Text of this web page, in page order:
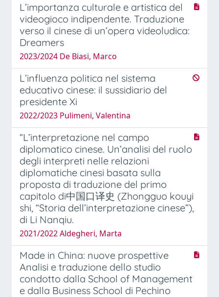
L’importanza culturale e artistica del
videogioco indipendente. Traduzione
verso il cinese di un’opera videoludica:
Dreamers
2023/2024 De Biasi, Marco
L’influenza politica nel sistema
educativo cinese: il sussidiario del
presidente Xi
2022/2023 Pulimeni, Valentina
“L’interpretazione nel campo
diplomatico cinese. Un’analisi del ruolo
degli interpreti nelle relazioni
diplomatiche cinesi basata sulla
proposta di traduzione del primo
capitolo di中国口译史 (Zhongguo kouyi
shi, “Storia dell’interpretazione cinese”),
di Li Nanqiu.
2021/2022 Aldegheri, Marta
Made in China: nuove prospettive
Analisi e traduzione dello studio
condotto dalla School of Management
e dalla Business School di Pechino